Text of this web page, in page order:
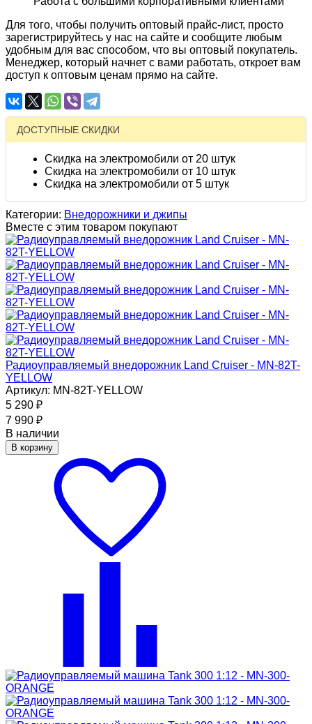
Для того, чтобы получить оптовый прайс-лист, просто
зарегистрируйтесь у нас на сайте и сообщите любым
удобным для вас способом, что вы оптовый покупатель.
Менеджер, который начнет с вами работать, откроет вам
доступ к оптовым ценам прямо на сайте.
ДОСТУПНЫЕ СКИДКИ
Скидка на электромобили от 20 штук
Скидка на электромобили от 10 штук
Скидка на электромобили от 5 штук
Категории: Внедорожники и джипы
Вместе с этим товаром покупают
Радиоуправляемый внедорожник Land Cruiser - MN-82T-
YELLOW
Артикул: MN-82T-YELLOW
5 290 ₽
7 990 ₽
В наличии
В корзину